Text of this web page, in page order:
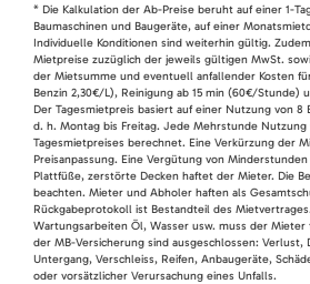
* Die Kalkulation der Ab-Preise beruht auf einer 1-
Baumaschinen und Baugeräte, auf einer
Individuelle Konditionen sind weiterhin gültig.
Mietpreise zuzüglich der jeweils gültigen MwSt.
der Mietsumme und eventuell anfallender Kosten
Benzin 2,30€/L), Reinigung ab 15 min (60€/Stunde)
Der Tagesmietpreis basiert auf einer Nutzung von
d. h. Montag bis Freitag. Jede Mehrstunde
Tagesmietpreises berechnet. Eine Verkürzung der
Preisanpassung. Eine Vergütung von
Plattfüße, zerstörte Decken haftet der Mieter. Die
beachten. Mieter und Abholer haften als
Rückgabeprotokoll ist Bestandteil des
Wartungsarbeiten Öl, Wasser usw. muss der
der MB-Versicherung sind ausgeschlossen: Verlust,
Untergang, Verschleiss, Reifen, Anbaugeräte,
oder vorsätzlicher Verursachung eines Unfalls.